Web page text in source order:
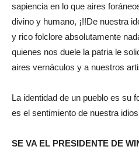
sapiencia en lo que aires
divino y humano, ¡!!De nuestra
y rico folclore absolutamente
quienes nos duele la patria le
aires vernáculos y a nuestros
La identidad de un pueblo es su
es el sentimiento de nuestra
SE VA EL PRESIDENTE DE